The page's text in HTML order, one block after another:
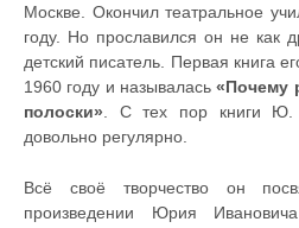
Москве. Окончил театральное
году. Но прославился он не как
детский писатель. Первая книга
1960 году и называлась«Почему
полоски» . С тех пор книги Ю.
довольно регулярно.
Всё своё творчество он
произведении Юрия